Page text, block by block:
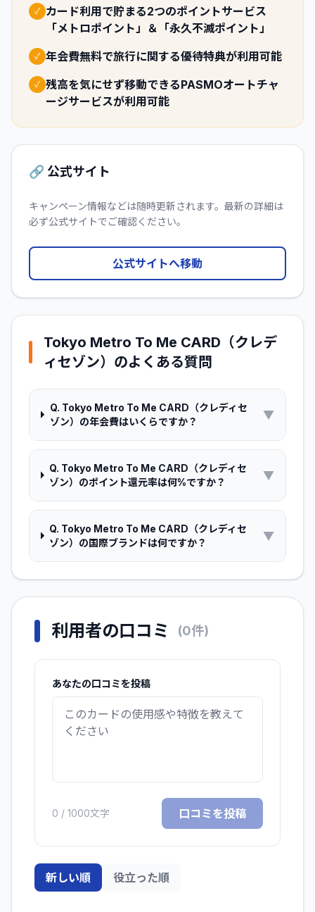
✓ カード利用で貯まる2つのポイントサービス
「メトロポイント」＆「永久不滅ポイント」
✓ 年会費無料で旅行に関する優待特典が利用可能
✓ 残高を気にせず移動できるPASMOオートチャ
ージサービスが利用可能
🔗 公式サイト
キャンペーン情報などは随時更新されます。最新の詳細は
必ず公式サイトでご確認ください。
公式サイトへ移動
Tokyo Metro To Me CARD（クレデ
ィセゾン） のよくある質問
Q. Tokyo Metro To Me CARD（クレディセ
ゾン）の年会費はいくらですか？
▼
Q. Tokyo Metro To Me CARD（クレディセ
ゾン）のポイント還元率は何%ですか？
▼
Q. Tokyo Metro To Me CARD（クレディセ
ゾン）の国際ブランドは何ですか？
▼
利用者の口コミ (0件)
あなたの口コミを投稿
0 / 1000文字 口コミを投稿
新しい順 役立った順